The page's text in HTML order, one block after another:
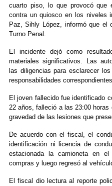
cuarto piso, lo que provocó que
contra un quiosco en los niveles
Paz, Sihly López, informó que el
Turno Penal.
El incidente dejó como
materiales significativos. Las
las diligencias para esclarecer
responsabilidades
El joven fallecido fue identificado
22 años, falleció a las 23:00
gravedad de las lesiones que
De acuerdo con el fiscal, el
identificación ni licencia de
estacionada la camioneta en
compras y luego regresó al
El fiscal dio lectura al reporte